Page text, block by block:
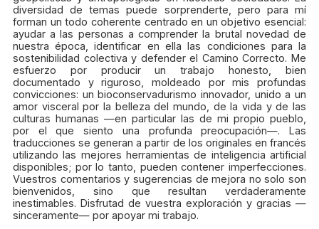
diversidad de temas puede sorprenderte, pero para mí
forman un todo coherente centrado en un objetivo esencial:
ayudar a las personas a comprender la brutal novedad de
nuestra época, identificar en ella las condiciones para la
sostenibilidad colectiva y defender el Camino Correcto. Me
esfuerzo por producir un trabajo honesto, bien
documentado y riguroso, moldeado por mis profundas
convicciones: un bioconservadurismo innovador, unido a un
amor visceral por la belleza del mundo, de la vida y de las
culturas humanas —en particular las de mi propio pueblo,
por el que siento una profunda preocupación—. Las
traducciones se generan a partir de los originales en francés
utilizando las mejores herramientas de inteligencia artificial
disponibles; por lo tanto, pueden contener imperfecciones.
Vuestros comentarios y sugerencias de mejora no solo son
bienvenidos, sino que resultan verdaderamente
inestimables. Disfrutad de vuestra exploración y gracias —
sinceramente— por apoyar mi trabajo.